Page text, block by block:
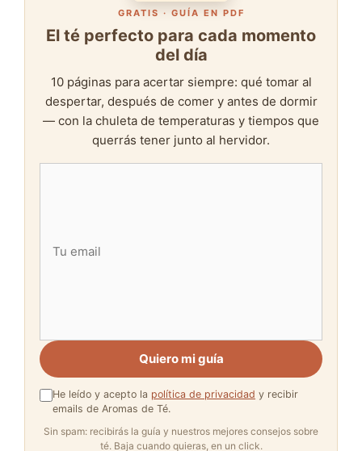
GRATIS · GUÍA EN PDF
El té perfecto para cada momento
del día
10 páginas para acertar siempre: qué tomar al
despertar, después de comer y antes de dormir
— con la chuleta de temperaturas y tiempos que
querrás tener junto al hervidor.
Quiero mi guía
He leído y acepto la política de privacidad y recibir
emails de Aromas de Té.
Sin spam: recibirás la guía y nuestros mejores consejos sobre
té. Baja cuando quieras, en un click.